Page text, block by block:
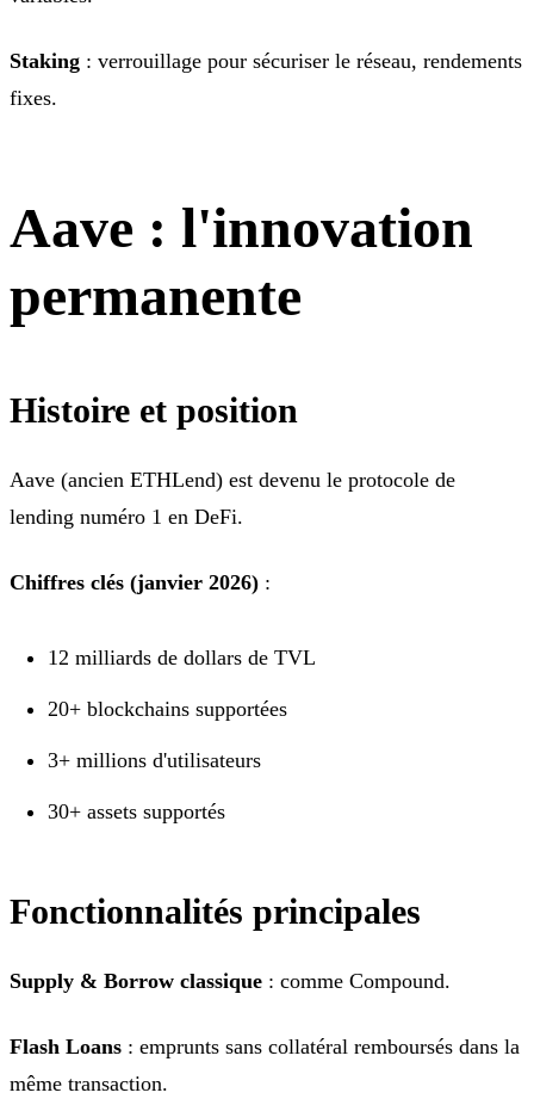
Staking : verrouillage pour sécuriser le réseau, rendements
fixes.
Aave : l'innovation
permanente
Histoire et position
Aave (ancien ETHLend) est devenu le protocole de
lending numéro 1 en DeFi.
Chiffres clés (janvier 2026) :
12 milliards de dollars de TVL
20+ blockchains supportées
3+ millions d'utilisateurs
30+ assets supportés
Fonctionnalités principales
Supply & Borrow classique : comme Compound.
Flash Loans : emprunts sans collatéral remboursés dans la
même transaction.